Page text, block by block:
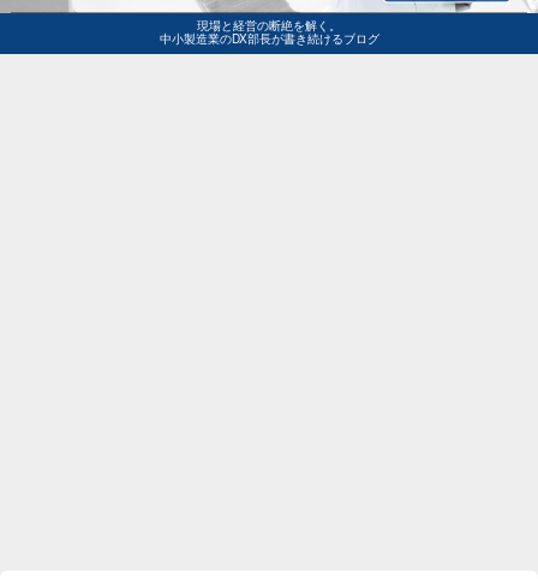
現場と経営の断絶を解く。
中小製造業のDX部長が書き続けるブログ